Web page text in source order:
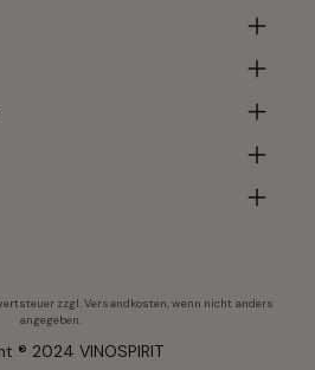
zzgl.Versandkosten, wenn nicht anders
angegeben.
® 2024 VINOSPIRIT